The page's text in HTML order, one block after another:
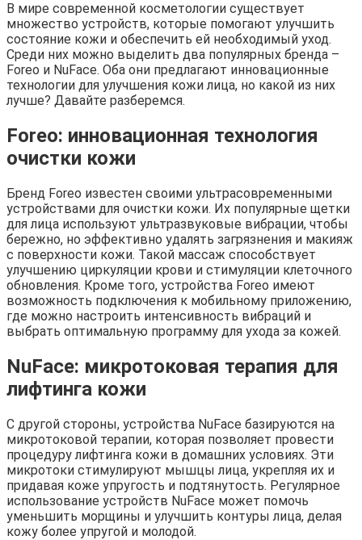
В мире современной косметологии существует
множество устройств, которые помогают улучшить
состояние кожи и обеспечить ей необходимый уход.
Среди них можно выделить два популярных бренда –
Foreo и NuFace. Оба они предлагают инновационные
технологии для улучшения кожи лица, но какой из них
лучше? Давайте разберемся.
Foreo: инновационная технология
очистки кожи
Бренд Foreo известен своими ультрасовременными
устройствами для очистки кожи. Их популярные щетки
для лица используют ультразвуковые вибрации, чтобы
бережно, но эффективно удалять загрязнения и макияж
с поверхности кожи. Такой массаж способствует
улучшению циркуляции крови и стимуляции клеточного
обновления. Кроме того, устройства Foreo имеют
возможность подключения к мобильному приложению,
где можно настроить интенсивность вибраций и
выбрать оптимальную программу для ухода за кожей.
NuFace: микротоковая терапия для
лифтинга кожи
С другой стороны, устройства NuFace базируются на
микротоковой терапии, которая позволяет провести
процедуру лифтинга кожи в домашних условиях. Эти
микротоки стимулируют мышцы лица, укрепляя их и
придавая коже упругость и подтянутость. Регулярное
использование устройств NuFace может помочь
уменьшить морщины и улучшить контуры лица, делая
кожу более упругой и молодой.